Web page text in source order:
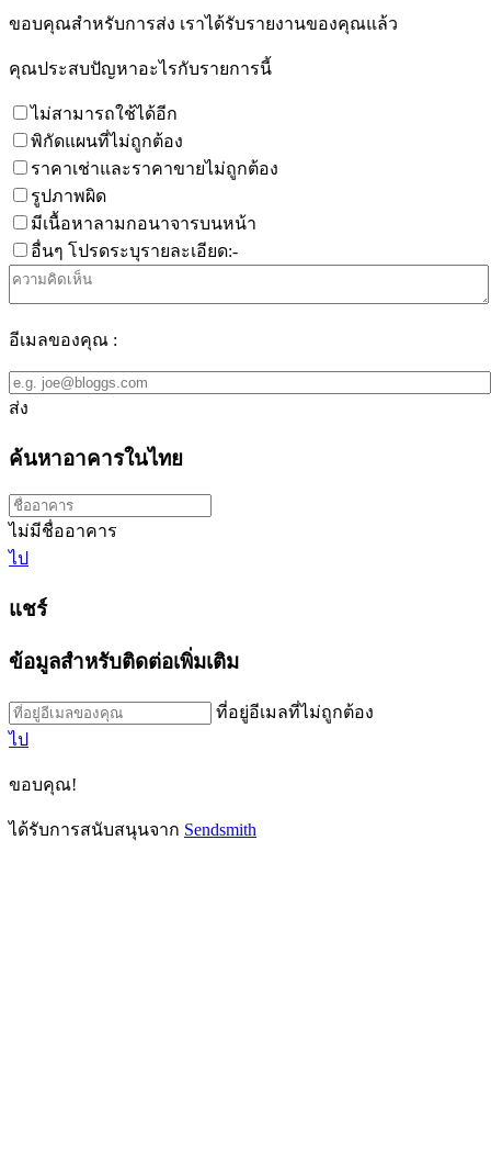
ขอบคุณสำหรับการส่ง เราได้รับรายงานของคุณแล้ว
คุณประสบปัญหาอะไรกับรายการนี้
ไม่สามารถใช้ได้อีก
พิกัดแผนที่ไม่ถูกต้อง
ราคาเช่าและราคาขายไม่ถูกต้อง
รูปภาพผิด
มีเนื้อหาลามกอนาจารบนหน้า
อื่นๆ โปรดระบุรายละเอียด:-
อีเมลของคุณ :
ส่ง
ค้นหาอาคารในไทย
ไม่มีชื่ออาคาร
ไป
แชร์
ข้อมูลสำหรับติดต่อเพิ่มเติม
ที่อยู่อีเมลที่ไม่ถูกต้อง
ไป
ขอบคุณ!
ได้รับการสนับสนุนจาก Sendsmith